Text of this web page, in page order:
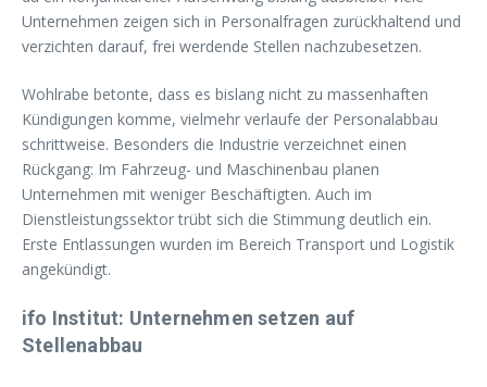
Unternehmen zeigen sich in Personalfragen zurückhaltend und
verzichten darauf, frei werdende Stellen nachzubesetzen.
Wohlrabe betonte, dass es bislang nicht zu massenhaften
Kündigungen komme, vielmehr verlaufe der Personalabbau
schrittweise. Besonders die Industrie verzeichnet einen
Rückgang: Im Fahrzeug- und Maschinenbau planen
Unternehmen mit weniger Beschäftigten. Auch im
Dienstleistungssektor trübt sich die Stimmung deutlich ein.
Erste Entlassungen wurden im Bereich Transport und Logistik
angekündigt.
ifo Institut: Unternehmen setzen auf
Stellenabbau